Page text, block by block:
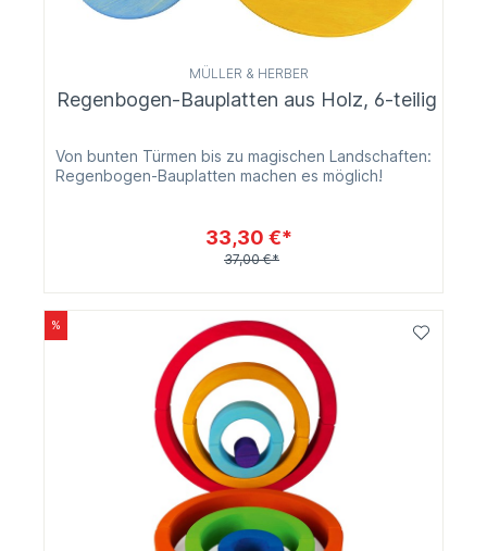
MÜLLER & HERBER
Regenbogen-Bauplatten aus Holz, 6-teilig
Von bunten Türmen bis zu magischen Landschaften:
Regenbogen-Bauplatten machen es möglich!
33,30 €*
37,00 €*
%